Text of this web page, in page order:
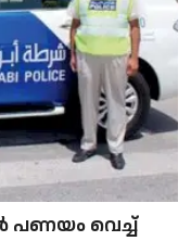
പണയം വെച്ച്